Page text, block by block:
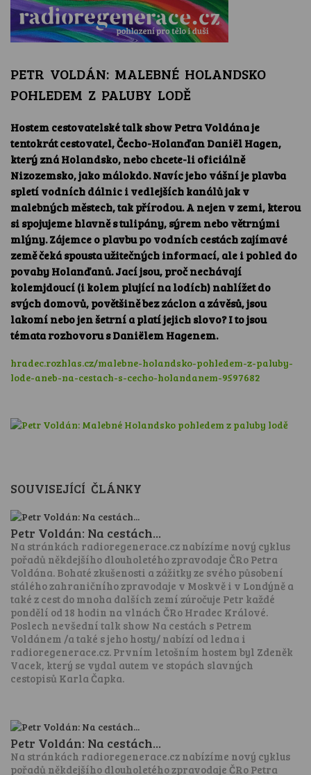
PETR VOLDÁN: MALEBNÉ HOLANDSKO
POHLEDEM Z PALUBY LODĚ
Hostem cestovatelské talk show Petra Voldána je
tentokrát cestovatel, Čecho-Holanďan Daniël Hagen,
který zná Holandsko, nebo chcete-li oficiálně
Nizozemsko, jako málokdo. Navíc jeho vášní je plavba
spletí vodních dálnic i vedlejších kanálů jak v
malebných městech, tak přírodou. A nejen v zemi, kterou
si spojujeme hlavně s tulipány, sýrem nebo větrnými
mlýny. Zájemce o plavbu po vodních cestách zajímavé
země čeká spousta užitečných informací, ale i pohled do
povahy Holanďanů. Jací jsou, proč nechávají
kolemjdoucí (i kolem plující na lodích) nahlížet do
svých domovů, povětšině bez záclon a závěsů, jsou
lakomí nebo jen šetrní a platí jejich slovo? I to jsou
témata rozhovoru s Daniëlem Hagenem.
hradec.rozhlas.cz/malebne-holandsko-pohledem-z-paluby-
lode-aneb-na-cestach-s-cecho-holandanem-9597682
SOUVISEJÍCÍ ČLÁNKY
Petr Voldán: Na cestách...
Na stránkách radioregenerace.cz nabízíme nový cyklus
pořadů někdejšího dlouholetého zpravodaje ČRo Petra
Voldána. Bohaté zkušenosti a zážitky ze svého působení
stálého zahraničního zpravodaje v Moskvě i v Londýně a
také z cest do mnoha dalších zemí zúročuje Petr každé
pondělí od 18 hodin na vlnách ČRo Hradec Králové.
Poslech nevšední talk show Na cestách s Petrem
Voldánem /a také s jeho hosty/ nabízí od ledna i
radioregenerace.cz. Prvním letošním hostem byl Zdeněk
Vacek, který se vydal autem ve stopách slavných
cestopisů Karla Čapka.
Petr Voldán: Na cestách...
Na stránkách radioregenerace.cz nabízíme nový cyklus
pořadů někdejšího dlouholetého zpravodaje ČRo Petra